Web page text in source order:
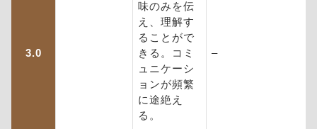
3.0
味のみを伝
え、理解す
ることがで
きる。コミ
ュニケーシ
ョンが頻繁
に途絶え
る。
–